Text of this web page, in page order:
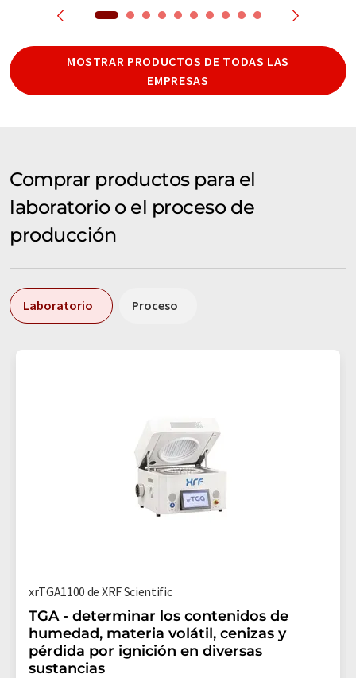
MOSTRAR PRODUCTOS DE TODAS LAS
EMPRESAS
Comprar productos para el
laboratorio o el proceso de
producción
Laboratorio Proceso
xrTGA1100 de XRF Scientific
TGA - determinar los contenidos de
humedad, materia volátil, cenizas y
pérdida por ignición en diversas
sustancias